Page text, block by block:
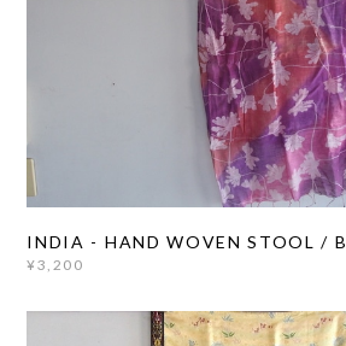
INDIA - HAND WOVEN STOOL / B
¥3,200